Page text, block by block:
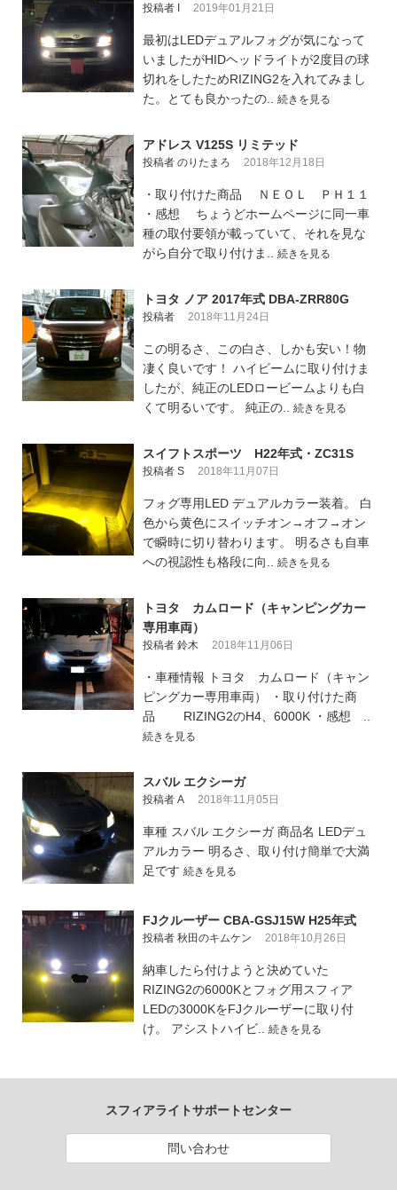
投稿者 I 2019年01月21日
最初はLEDデュアルフォグが気になって
いましたがHIDヘッドライトが2度目の球
切れをしたためRIZING2を入れてみまし
た。とても良かったの.. 続きを見る
アドレス V125S リミテッド
投稿者 のりたまろ 2018年12月18日
・取り付けた商品 ＮＥＯＬ ＰＨ１１
・感想 ちょうどホームページに同一車
種の取付要領が載っていて、それを見な
がら自分で取り付けま.. 続きを見る
トヨタ ノア 2017年式 DBA-ZRR80G
投稿者 2018年11月24日
この明るさ、この白さ、しかも安い！物
凄く良いです！ ハイビームに取り付けま
したが、純正のLEDロービームよりも白
くて明るいです。 純正の.. 続きを見る
スイフトスポーツ H22年式・ZC31S
投稿者 S 2018年11月07日
フォグ専用LED デュアルカラー装着。 白
色から黄色にスイッチオン→オフ→オン
で瞬時に切り替わります。 明るさも自車
への視認性も格段に向.. 続きを見る
トヨタ カムロード（キャンピングカー
専用車両）
投稿者 鈴木 2018年11月06日
・車種情報 トヨタ カムロード（キャン
ピングカー専用車両） ・取り付けた商
品 RIZING2のH4、6000K ・感想 ..
続きを見る
スバル エクシーガ
投稿者 A 2018年11月05日
車種 スバル エクシーガ 商品名 LEDデュ
アルカラー 明るさ、取り付け簡単で大満
足です 続きを見る
FJクルーザー CBA-GSJ15W H25年式
投稿者 秋田のキムケン 2018年10月26日
納車したら付けようと決めていた
RIZING2の6000Kとフォグ用スフィア
LEDの3000KをFJクルーザーに取り付
け。 アシストハイビ.. 続きを見る
スフィアライトサポートセンター
問い合わせ